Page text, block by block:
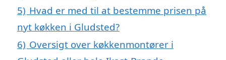
5) Hvad er med til at bestemme prisen på
nyt køkken i Gludsted?
6) Oversigt over køkkenmontører i